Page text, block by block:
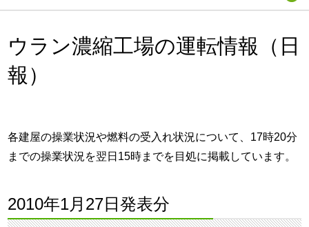
ウラン濃縮工場の運転情報（日
報）
各建屋の操業状況や燃料の受入れ状況について、17時20分
までの操業状況を翌日15時までを目処に掲載しています。
2010年1月27日発表分